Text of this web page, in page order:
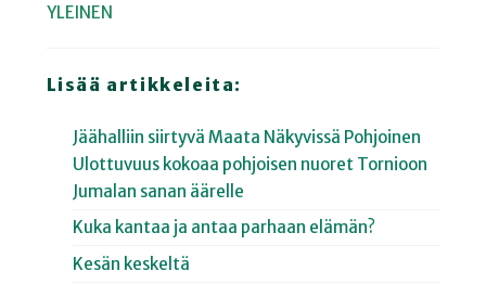
YLEINEN
Lisää artikkeleita:
Jäähalliin siirtyvä Maata Näkyvissä Pohjoinen
Ulottuvuus kokoaa pohjoisen nuoret Tornioon
Jumalan sanan äärelle
Kuka kantaa ja antaa parhaan elämän?
Kesän keskeltä